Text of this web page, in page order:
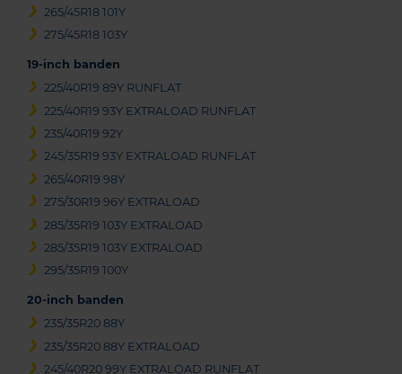
265/45R18 101Y
275/45R18 103Y
19-inch banden
225/40R19 89Y RUNFLAT
225/40R19 93Y EXTRALOAD RUNFLAT
235/40R19 92Y
245/35R19 93Y EXTRALOAD RUNFLAT
265/40R19 98Y
275/30R19 96Y EXTRALOAD
285/35R19 103Y EXTRALOAD
285/35R19 103Y EXTRALOAD
295/35R19 100Y
20-inch banden
235/35R20 88Y
235/35R20 88Y EXTRALOAD
245/40R20 99Y EXTRALOAD RUNFLAT